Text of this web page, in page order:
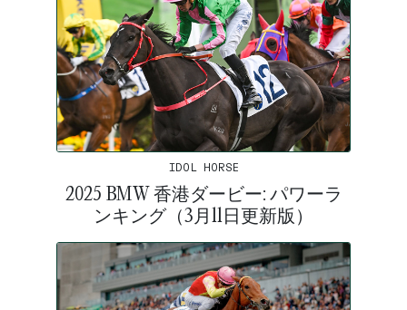
IDOL HORSE
2025 BMW 香港ダービー: パワーラ
ンキング（3月11日更新版）